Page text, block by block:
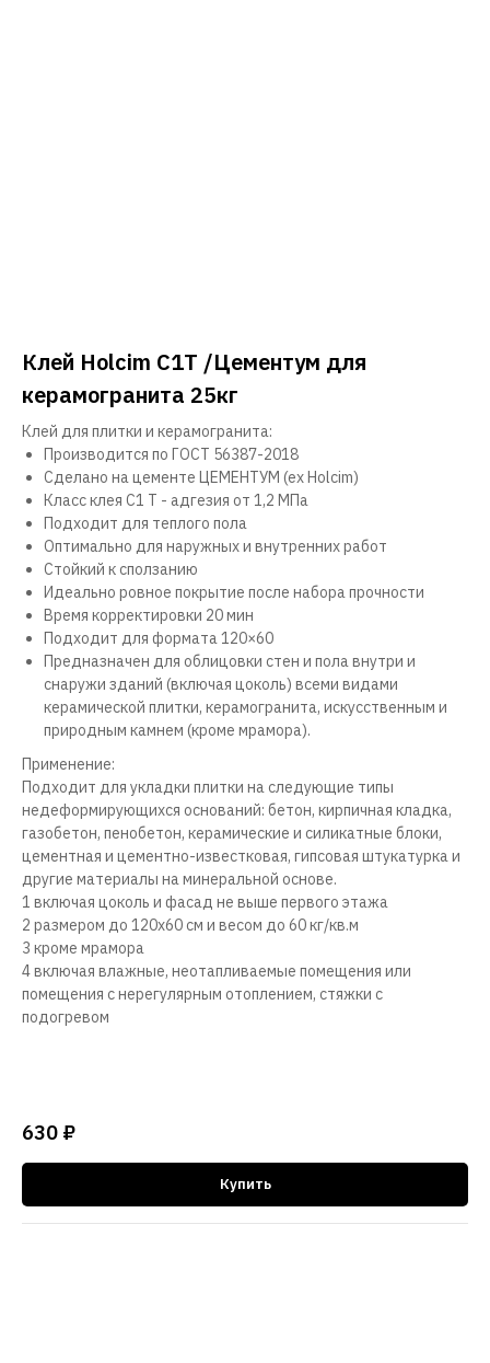
Клей Holcim С1Т /Цементум для
керамогранита 25кг
Клей для плитки и керамогранита:
Производится по ГОСТ 56387-2018
Сделано на цементе ЦЕМЕНТУМ (ex Holcim)
Класс клея С1 Т - адгезия от 1,2 МПа
Подходит для теплого пола
Оптимально для наружных и внутренних работ
Стойкий к сползанию
Идеально ровное покрытие после набора прочности
Время корректировки 20 мин
Подходит для формата 120×60
Предназначен для облицовки стен и пола внутри и
снаружи зданий (включая цоколь) всеми видами
керамической плитки, керамогранита, искусственным и
природным камнем (кроме мрамора).
Применение:
Подходит для укладки плитки на следующие типы
недеформирующихся оснований: бетон, кирпичная кладка,
газобетон, пенобетон, керамические и силикатные блоки,
цементная и цементно-известковая, гипсовая штукатурка и
другие материалы на минеральной основе.
1 включая цоколь и фасад не выше первого этажа
2 размером до 120х60 см и весом до 60 кг/кв.м
3 кроме мрамора
4 включая влажные, неотапливаемые помещения или
помещения с нерегулярным отоплением, стяжки с
подогревом
630 ₽
Купить